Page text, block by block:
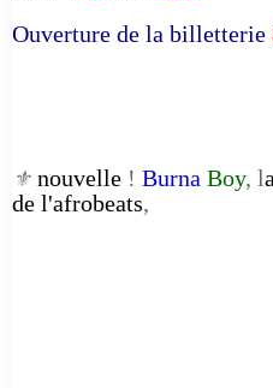
Ouverture de la billetterie
⚜️ nouvelle ! Burna Boy, l
de l'afrobeats,